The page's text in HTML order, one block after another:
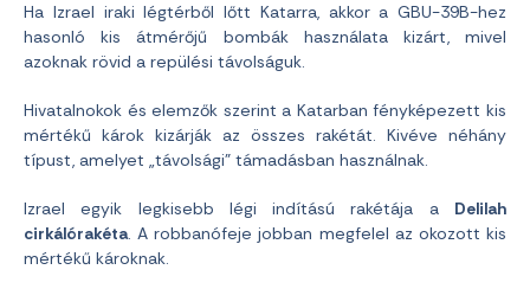
Ha Izrael iraki légtérből lőtt Katarra, akkor a GBU-39B-hez
hasonló kis átmérőjű bombák használata kizárt, mivel
azoknak rövid a repülési távolságuk.
Hivatalnokok és elemzők szerint a Katarban fényképezett kis
mértékű károk kizárják az összes rakétát. Kivéve néhány
típust, amelyet „távolsági” támadásban használnak.
Izrael egyik legkisebb légi indítású rakétája a Delilah
cirkálórakéta. A robbanófeje jobban megfelel az okozott kis
mértékű károknak.